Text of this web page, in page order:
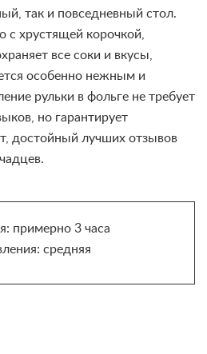
так и повседневный стол.
с хрустящей корочкой,
все соки и вкусы,
особенно нежным и
рульки в фольге не требует
но гарантирует
достойный лучших отзывов
примерно 3 часа
средняя